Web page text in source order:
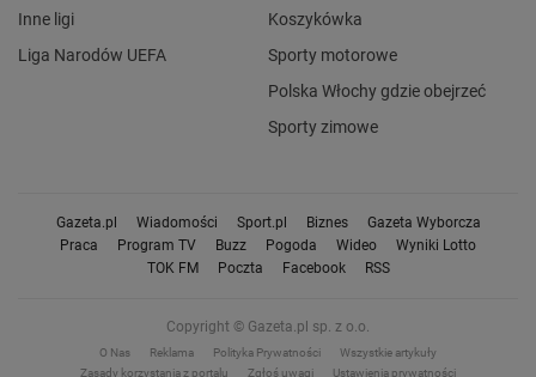
Inne ligi
Liga Narodów UEFA
Koszykówka
Sporty motorowe
Polska Włochy gdzie obejrzeć
Sporty zimowe
Gazeta.pl Wiadomości Sport.pl Biznes
Gazeta Wyborcza
Praca
Program TV Buzz Pogoda Wideo
Wyniki Lotto
TOK FM
Poczta Facebook RSS
Copyright © Gazeta.pl sp. z o.o.
O Nas Reklama Polityka Prywatności
Wszystkie artykuły
Zasady korzystania z portalu
Zgłoś uwagi Ustawienia prywatności